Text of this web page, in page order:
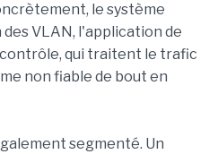
le système
VLAN, l'application de
qui traitent le trafic
non fiable de bout en
segmenté. Un